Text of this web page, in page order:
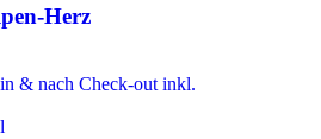
Herz
& nach Check-out inkl.